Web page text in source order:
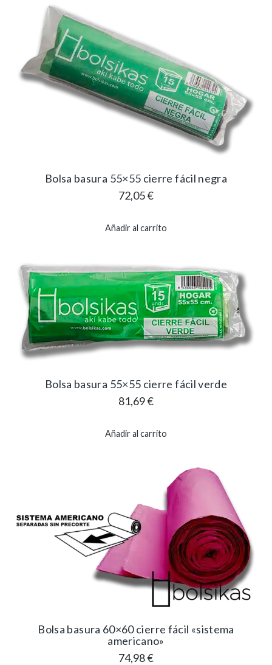
Bolsa basura 55×55 cierre fácil negra
72,05€
Añadir al carrito
Bolsa basura 55×55 cierre fácil verde
81,69€
Añadir al carrito
Bolsa basura 60×60 cierre fácil «sistema
americano»
74,98€